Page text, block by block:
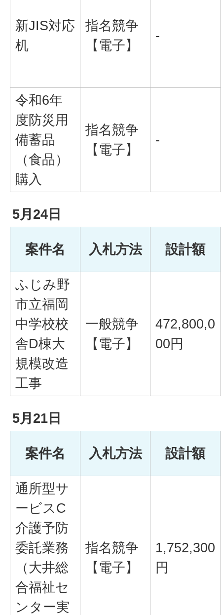
新JIS対応
机
指名競争
【電子】
-
令和6年
度防災用
備蓄品
（食品）
購入
指名競争
【電子】
-
5月24日
案件名 入札方法 設計額
ふじみ野
市立福岡
中学校校
舎D棟大
規模改造
工事
一般競争
【電子】
472,800,0
00円
5月21日
案件名 入札方法 設計額
通所型サ
ービスC
介護予防
委託業務
（大井総
合福祉セ
ンター実
指名競争
【電子】
1,752,300
円